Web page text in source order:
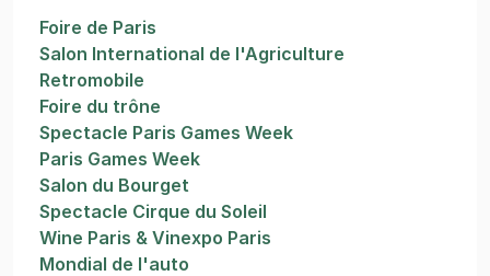
Foire de Paris
Salon International de l'Agriculture
Retromobile
Foire du trône
Spectacle Paris Games Week
Paris Games Week
Salon du Bourget
Spectacle Cirque du Soleil
Wine Paris & Vinexpo Paris
Mondial de l'auto